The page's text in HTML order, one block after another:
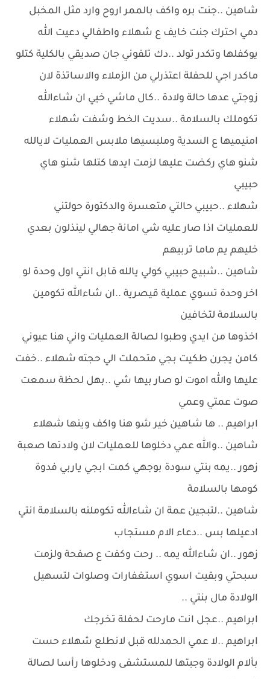
شاهين ..جنت بره واكف بالممر اروح وارد مثل المخبل
دمي احترك جنت خايف ع شهلاء واطفالي دعيت الله
يوكفلها وتكدر تولد ..دك تلفوني جان صديقي بالكلية كتلو
ماكدر اجي للحفلة اعتذرلي من الزملاء والاساتذة لان
زوجتي عدها حالة ولادة ..كال ماشي خيي ان شاءالله
تكوملك بالسلامة ..سديت الخط وشفت شهلاء
امنيميها ع السدية وملبسيها ملابس العمليات لايالله
شنو هاي ركضت عليها لزمت ايدها كتلها شنو هاي
حبيبي
شهلاء ..حبيبي حالتي متعسرة والدكتورة حولتني
للعمليات اذا صار عليه شي امانة جهالي لينذلون بعدي
خليهم يم ماما تربيهم
شاهين ..شبيج حبيبي كولي يالله قابل انتي اول وحدة لو
اخر وحدة تسوي عملية قيصرية ..ان شاءالله تكومين
بالسلامة لتخافين
اخذوها من ايدي وطبوا لصالة العمليات واني هنا عيوني
كامن يجرن طكيت بجي متحملت الي حجته شهلاء ..خفت
عليها والله اموت لو صار بيها شي ..بهل لحظة سمعت
صوت عمتي وعمي
ابراهيم .. ها شاهين خير شو هنا واكف وينها شهلاء
شاهين ..والله عمي دخلوها للعمليات لان ولادتها صعبة
زهور ..يمه بنتي سودة بوجهي كمت ابجي ياربي فدوة
كومها بالسلامة
شاهين ..لتبجين عمة ان شاءالله تكوملنه بالسلامة انتي
ادعيلها بس ..دعاء الام مستجاب
زهور ..ان شاءالله يمه .. رحت وكفت ع صفحة ولزمت
سبحتي وبقيت اسوي استغفارات وصلوات لتسهيل
الولادة مال بنتي ..
ابراهيم ..عجل انت مارحت لحفلة تخرجك
ابراهيم ..لا عمي الحمدلله قبل لانطلع شهلاء حست
بألام الولادة وجبتها للمستشفى ودخلوها رأسا لصالة